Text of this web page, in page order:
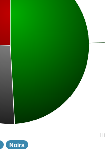
Noirs